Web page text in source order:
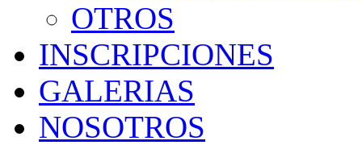
OTROS
INSCRIPCIONES
GALERIAS
NOSOTROS